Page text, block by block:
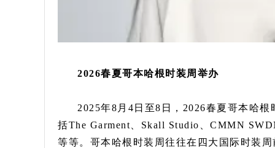
2026春夏哥本哈根时装周举办
2025年8月4日至8日，2026春夏哥本哈
括The Garment、Skall Studio、CMMN
等等。哥本哈根时装周往往在四大国际时装